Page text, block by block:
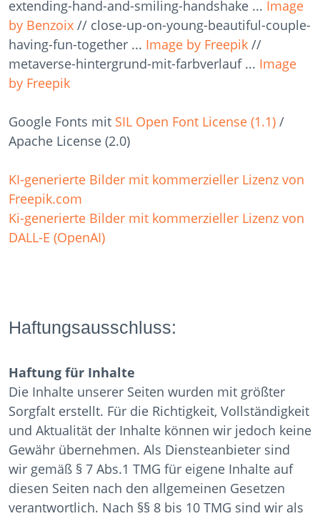
extending-hand-and-smiling-handshake ... Image
by Benzoix // close-up-on-young-beautiful-couple-
having-fun-together ... Image by Freepik //
metaverse-hintergrund-mit-farbverlauf ... Image
by Freepik
Google Fonts mit SIL Open Font License (1.1) /
Apache License (2.0)
KI-generierte Bilder mit kommerzieller Lizenz von
Freepik.com
Ki-generierte Bilder mit kommerzieller Lizenz von
DALL-E (OpenAI)
Haftungsausschluss:
Haftung für Inhalte
Die Inhalte unserer Seiten wurden mit größter
Sorgfalt erstellt. Für die Richtigkeit, Vollständigkeit
und Aktualität der Inhalte können wir jedoch keine
Gewähr übernehmen. Als Diensteanbieter sind
wir gemäß § 7 Abs.1 TMG für eigene Inhalte auf
diesen Seiten nach den allgemeinen Gesetzen
verantwortlich. Nach §§ 8 bis 10 TMG sind wir als